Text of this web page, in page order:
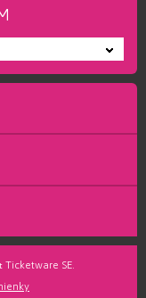
Ticketware SE.